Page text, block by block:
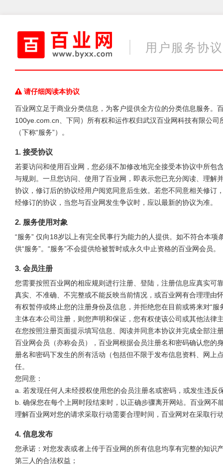
用户服务协议
请仔细阅读本协议
百业网立足于商业分类信息，为客户提供全方位的分类信息服务
100ye.com.cn、下同）所有权和运作权归武汉百业网科技有限公
（下称“服务”）。
1. 接受协议
若要访问和使用百业网，您必须不加修改地完全接受本协议中所
与规则。一旦您访问、使用了百业网，即表示您已充分阅读、理
协议，修订后的协议经用户阅览同意后生效。若您不同意相关修订
经修订的协议，当您与百业网发生争议时，应以最新的协议为准。
2. 服务使用对象
“服务” 仅向18岁以上有完全民事行为能力的人提供。如不符合本
供“服务”。“服务”不会提供给被暂时或永久中止资格的百业网会员。
3. 会员注册
您需要按照百业网的相应规则进行注册、登陆，注册信息应真实
真实、不准确、不完整或不能反映当前情况，或百业网有合理理
有权暂停或终止您的注册身份及信息，并拒绝您在目前或将来对“
主体在本公司注册，则您声明和保证，您有权使该公司或其他法律
在您按照注册页面提示填写信息、阅读并同意本协议并完成全部
百业网会员（亦称会员），百业网根据会员注册名和密码确认您
册名和密码下发生的所有活动（包括但不限于发布信息资料、网
任。
您同意：
a. 若发现任何人未经授权使用您的会员注册名或密码，或发生违反
b. 确保您在每个上网时段结束时，以正确步骤离开网站。百业网
理解百业网对您的请求采取行动需要合理时间，百业网对在采取
4. 信息发布
您承诺：对您发表或者上传于百业网的所有信息均享有完整的知
第三人的合法权益；